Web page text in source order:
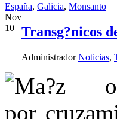
España, Galicia, Monsanto
Nov
10
Transg?nicos
Administrador Noticias,